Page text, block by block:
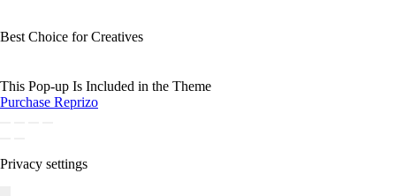
Best Choice for Creatives
This Pop-up Is Included in the Theme
Purchase Reprizo
Privacy settings